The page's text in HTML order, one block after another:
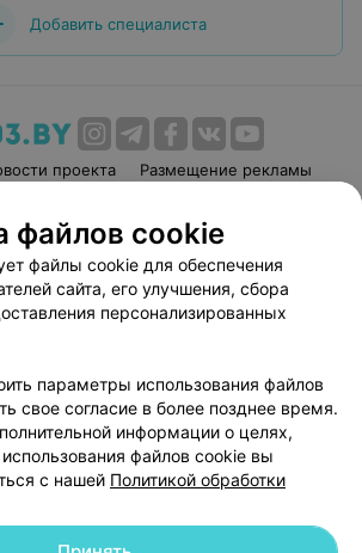
Добавить специалиста
проекта
Размещение рекламы
соглашение
Способы оплаты
Вакансии
Партнеры
руководителю 103.by
персональных данных
файлов cookie
файлы cookie для обеспечения
сайта, его улучшения, сбора
персонализированных
параметры использования файлов
свое согласие в более позднее время.
информации о целях,
файлов cookie вы
с нашей Политикой обработки